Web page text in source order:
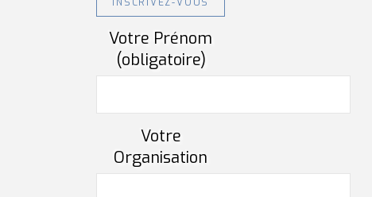
Votre Prénom
(obligatoire)
Votre
Organisation